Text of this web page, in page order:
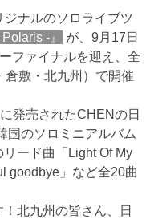
ジナルのソロライブツ
-』
が、9月17日
ファイナルを迎え、全
倉敷・北九州）で開催
発売されたCHENの日
国のソロミニアルバム
ード曲「Light Of My
goodbye」など全20曲
北九州の皆さん、日